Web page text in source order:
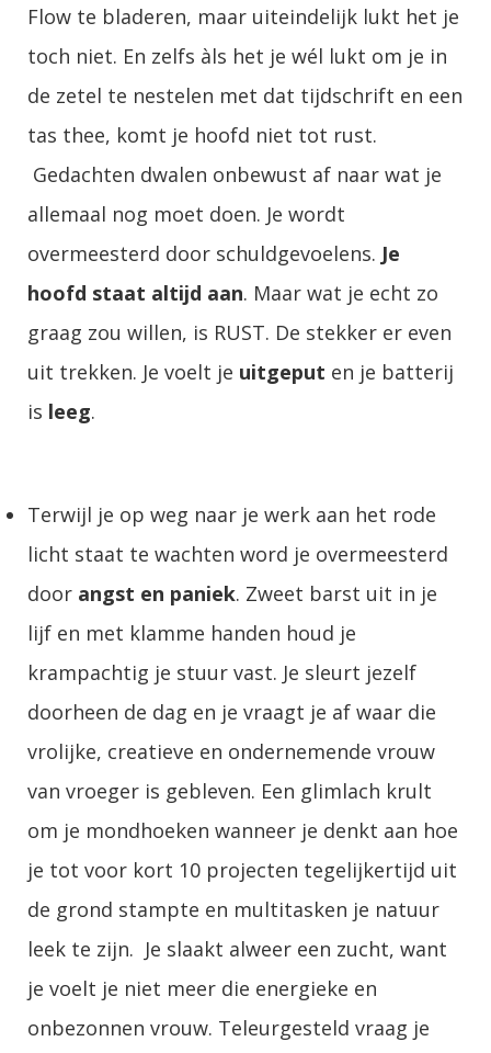
Flow te bladeren, maar uiteindelijk lukt het je
toch niet. En zelfs àls het je wél lukt om je in
de zetel te nestelen met dat tijdschrift en een
tas thee, komt je hoofd niet tot rust.
Gedachten dwalen onbewust af naar wat je
allemaal nog moet doen. Je wordt
overmeesterd door schuldgevoelens. Je
hoofd staat altijd aan. Maar wat je echt zo
graag zou willen, is RUST. De stekker er even
uit trekken. Je voelt je uitgeput en je batterij
is leeg.
Terwijl je op weg naar je werk aan het rode
licht staat te wachten word je overmeesterd
door angst en paniek. Zweet barst uit in je
lijf en met klamme handen houd je
krampachtig je stuur vast. Je sleurt jezelf
doorheen de dag en je vraagt je af waar die
vrolijke, creatieve en ondernemende vrouw
van vroeger is gebleven. Een glimlach krult
om je mondhoeken wanneer je denkt aan hoe
je tot voor kort 10 projecten tegelijkertijd uit
de grond stampte en multitasken je natuur
leek te zijn. Je slaakt alweer een zucht, want
je voelt je niet meer die energieke en
onbezonnen vrouw. Teleurgesteld vraag je